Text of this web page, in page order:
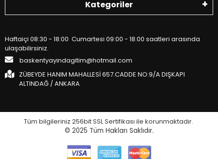
Kategoriler
Haftaiçi 08:30 - 18:00 Cumartesi 09:00 - 18:00 saatleri arasında
ulaşabilirsiniz.
baskentyayindagitim@hotmail.com
ZÜBEYDE HANIM MAHALLESİ 657.CADDE NO:9/A DIŞKAPI
ALTINDAĞ / ANKARA
Tüm bilgileriniz 256bit SSL Sertifikası ile korunmaktadır.
© 2025 Tüm Hakları Saklıdır.